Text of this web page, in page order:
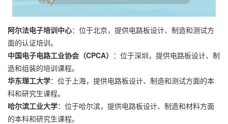
阿尔法电子培训中心：位于北京，提供电路板设计、制造和测试方
面的认证培训。
中国电子电路工业协会（CPCA） ：位于深圳，提供电路板设计、制
造和组装的培训课程。
华东理工大学：位于上海，提供电路板设计、制造和测试方面的本
科和研究生课程。
哈尔滨工业大学：位于哈尔滨，提供电路板设计、制造和材料方面
的本科和研究生课程。